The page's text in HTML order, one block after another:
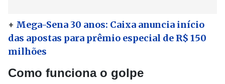
+ Mega-Sena 30 anos: Caixa anuncia início
das apostas para prêmio especial de R$ 150
milhões
Como funciona o golpe